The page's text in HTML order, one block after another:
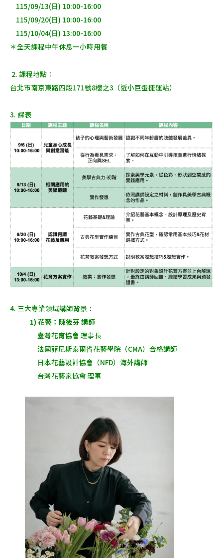
115/09/13(日) 10:00-16:00
115/09/20(日) 10:00-16:00
115/10/04(日) 13:00-16:00
＊全天課程中午休息一小時用餐
2. 課程地點：
台北市南京東路四段171號8樓之3（近小巨蛋捷運站）
3. 課表
4. 三大專業領域講師背景：
1) 花藝：陳筱芬 講師
臺灣花育協會 理事長
法國菲尼斯泰爾省花藝學院（CMA）合格講師
日本花藝設計協會（NFD）海外講師
台灣花藝家協會 理事